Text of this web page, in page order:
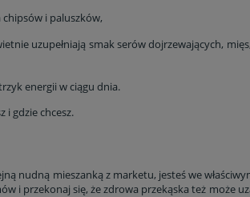
i paluszków,
uzupełniają smak serów dojrzewających,
energii w ciągu dnia.
i gdzie chcesz.
nudną mieszanką z marketu, jesteś we
i przekonaj się, że zdrowa przekąska też może